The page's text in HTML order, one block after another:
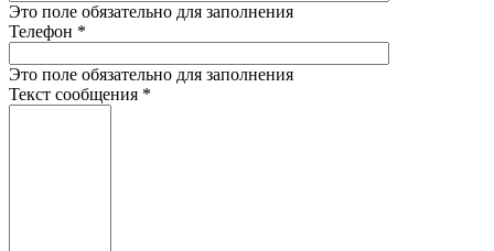
Это поле обязательно для заполнения
Телефон *
Это поле обязательно для заполнения
Текст сообщения *